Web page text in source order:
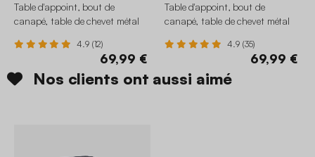
Table d'appoint, bout de
canapé, table de chevet métal
4.9 (12)
69,99 €
Table d'appoint, bout de
canapé, table de chevet métal
4.9 (35)
69,99 €
Nos clients ont aussi aimé